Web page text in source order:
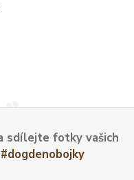
sdílejte fotky vašich
#dogdenobojky